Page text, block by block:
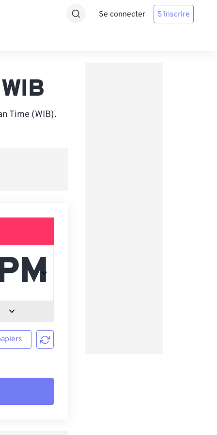
Se connecter S'inscrire
Time (WIB).